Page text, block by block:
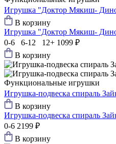
Игрушка "Доктор Мякиш-
В корзину
Игрушка "Доктор Мякиш-
0-6 6-12 12+ 1099 ₽
В корзину
Функциональные игрушки
Игрушка-подвеска спираль
В корзину
Игрушка-подвеска спираль
0-6 2199 ₽
В корзину